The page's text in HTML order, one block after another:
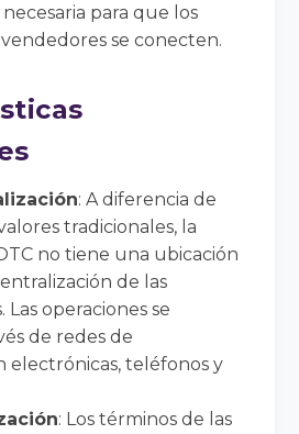
para que los
se conecten.
: A diferencia de
tradicionales, la
no tiene una ubicación
de las
Las operaciones se
de redes de
electrónicas, teléfonos y
: Los términos de las